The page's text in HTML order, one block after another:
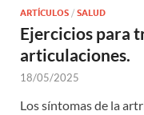
ARTÍCULOS / SALUD
Ejercicios para
articulaciones.
18/05/2025
Los síntomas de la